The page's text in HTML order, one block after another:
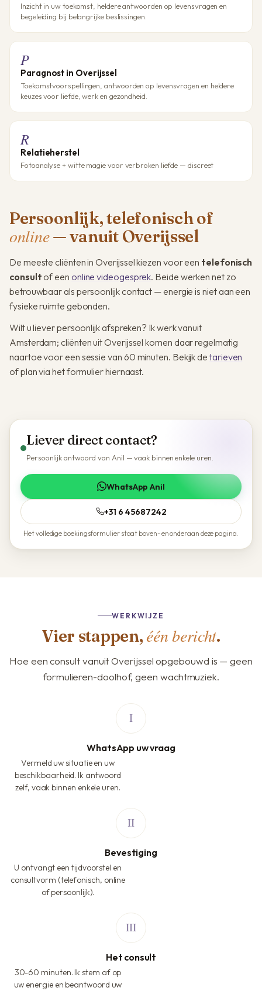
Inzicht in uw toekomst, heldere antwoorden op levensvragen en
begeleiding bij belangrijke beslissingen.
P
Paragnost in Overijssel
Toekomstvoorspellingen, antwoorden op levensvragen en heldere
keuzes voor liefde, werk en gezondheid.
R
Relatieherstel
Fotoanalyse + witte magie voor verbroken liefde — discreet
Persoonlijk, telefonisch of
online— vanuit Overijssel
De meeste cliënten in Overijssel kiezen voor een telefonisch
consult of een online videogesprek. Beide werken net zo
betrouwbaar als persoonlijk contact — energie is niet aan een
fysieke ruimte gebonden.
Wilt u liever persoonlijk afspreken? Ik werk vanuit
Amsterdam; cliënten uit Overijssel komen daar regelmatig
naartoe voor een sessie van 60 minuten. Bekijk detarieven
of plan via het formulier hiernaast.
Liever direct contact?
Persoonlijk antwoord van Anil — vaak binnen enkele uren.
WhatsApp Anil
+31 6 45687242
Het volledige boekingsformulier staat boven- en onderaan deze pagina.
WERKWIJZE
Vier stappen, één bericht.
Hoe een consult vanuit Overijssel opgebouwd is — geen
formulieren-doolhof, geen wachtmuziek.
WhatsApp uw vraag
Vermeld uw situatie en uw
beschikbaarheid. Ik antwoord
zelf, vaak binnen enkele uren.
Bevestiging
U ontvangt een tijdvoorstel en
consultvorm (telefonisch, online
of persoonlijk).
Het consult
30-60 minuten. Ik stem af op
uw energie en beantwoord uw